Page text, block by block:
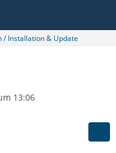
/ Installation & Update
13:06